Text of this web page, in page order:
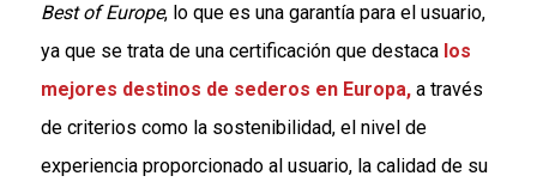
Best of Europe, lo que es una garantía para el usuario,
ya que se trata de una certificación que destaca los
mejores destinos de sederos en Europa,a través
de criterios como la sostenibilidad, el nivel de
experiencia proporcionado al usuario, la calidad de su